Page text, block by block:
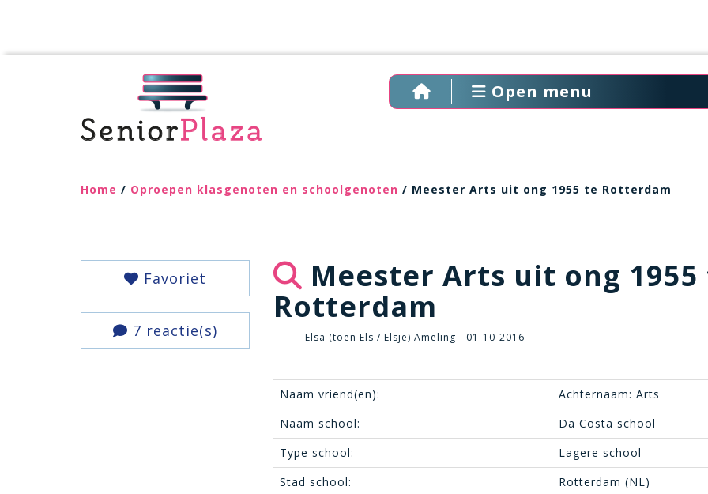
Open menu
Home / Oproepen klasgenoten en schoolgenoten / Meester Arts uit ong 1955 te Rotterdam
Favoriet
7 reactie(s)
Meester Arts uit ong
Rotterdam
Elsa (toen Els / Elsje) Ameling - 01-10-2016
Naam vriend(en):
Achternaam: Arts
Naam school:
Da Costa school
Type school:
Lagere school
Stad school:
Rotterdam (NL)